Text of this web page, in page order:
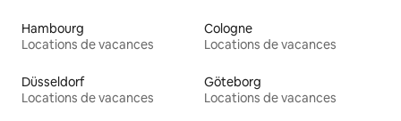
Hambourg
Locations de vacances
Cologne
Locations de vacances
Düsseldorf
Locations de vacances
Göteborg
Locations de vacances